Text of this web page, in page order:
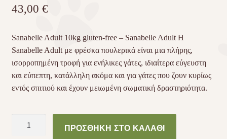
43,00 €
Sanabelle Adult 10kg gluten-free – Sanabelle Adult Η
Sanabelle Adult με φρέσκα πουλερικά είναι μια πλήρης,
ισορροπημένη τροφή για ενήλικες γάτες, ιδιαίτερα εύγευστη
και εύπεπτη, κατάλληλη ακόμα και για γάτες που ζουν κυρίως
εντός σπιτιού και έχουν μειωμένη σωματική δραστηριότητα.
ΠΡΟΣΘΉΚΗ ΣΤΟ ΚΑΛΆΘΙ